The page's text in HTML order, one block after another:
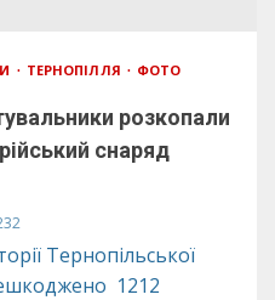
ТЕРНОПІЛЛЯ ФОТО
розкопали
снаряд
Тернопільської
1212